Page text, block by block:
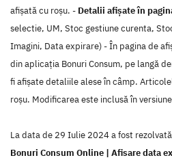
afișată cu roșu. - Detalii afișate în
selectie, UM, Stoc gestiune curenta,
Imagini, Data expirare) - În pagina de
din aplicația Bonuri Consum, pe langă
fi afișate detaliile alese în câmp.
roșu. Modificarea este inclusă în
La data de 29 Iulie 2024 a fost
Bonuri Consum Online | Afisare data